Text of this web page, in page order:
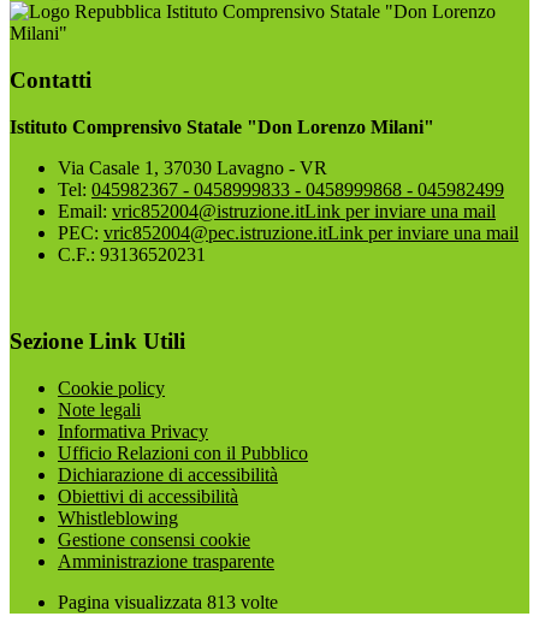
Istituto Comprensivo Statale "Don Lorenzo
Milani"
Contatti
Istituto Comprensivo Statale "Don Lorenzo Milani"
Via Casale 1, 37030 Lavagno - VR
Tel: 045982367 - 0458999833 - 0458999868 - 045982499
Email: vric852004@istruzione.itLink per inviare una mail
PEC: vric852004@pec.istruzione.itLink per inviare una mail
C.F.: 93136520231
Sezione Link Utili
Cookie policy
Note legali
Informativa Privacy
Ufficio Relazioni con il Pubblico
Dichiarazione di accessibilità
Obiettivi di accessibilità
Whistleblowing
Gestione consensi cookie
Amministrazione trasparente
Pagina visualizzata 813 volte